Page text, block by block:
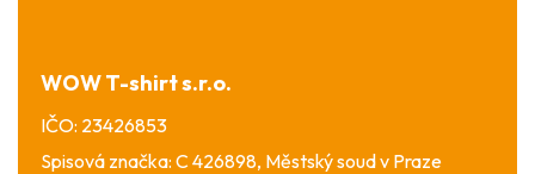
WOW T-shirt s.r.o.
IČO: 23426853
Spisová značka: C 426898, Městský soud v Praze